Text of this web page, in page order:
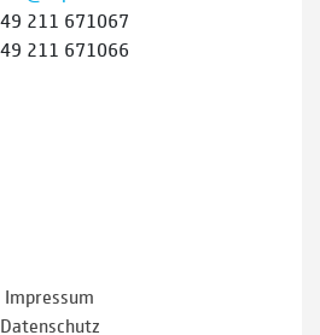
211 671067
211 671066
Impressum
Datenschutz